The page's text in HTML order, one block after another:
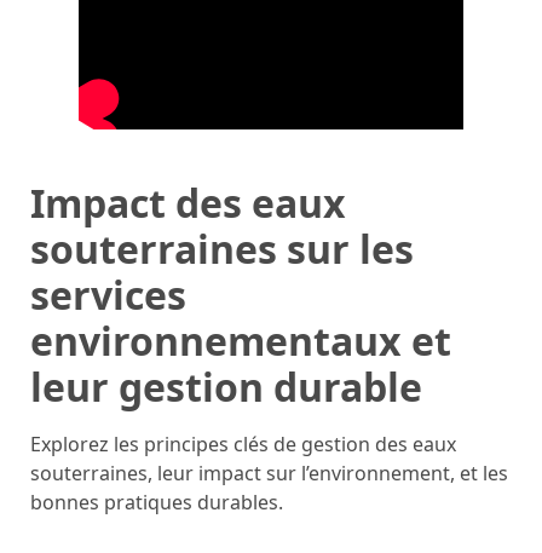
Impact des eaux
souterraines sur les
services
environnementaux et
leur gestion durable
Explorez les principes clés de gestion des eaux
souterraines, leur impact sur l’environnement, et les
bonnes pratiques durables.